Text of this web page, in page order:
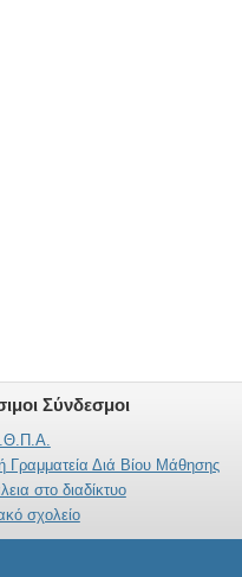
Σύνδεσμοι
Γραμματεία Διά Βίου Μάθησης
στο διαδίκτυο
σχολείο